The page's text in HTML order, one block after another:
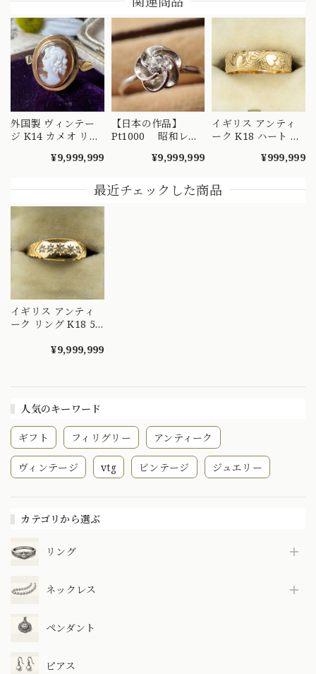
人気のキーワード
ギフト フィリグリー アンティーク
ヴィンテージ vtg ビンテージ ジュエリー
カテゴリから選ぶ
リング
ネックレス
ペンダント
ピアス
外国製 ヴィンテー
ジ K14 カメオ リン
しめるようなデザイ
¥9,999,999
【日本の作品】
Pt1000 昭和レト
リング 捻り梅
り 吉祥文様 ～
楚々とした可憐な華
¥9,999,999
イギリス アンティ
ーク K18 ハート エ
り リング 1908年 バ
ーディアン 全周彫
刻 総柄 MR00841
¥999,999
最近チェックした商品
イギリス アンティ
ーク リング K18 5P
シーリング 1897年
¥9,999,999